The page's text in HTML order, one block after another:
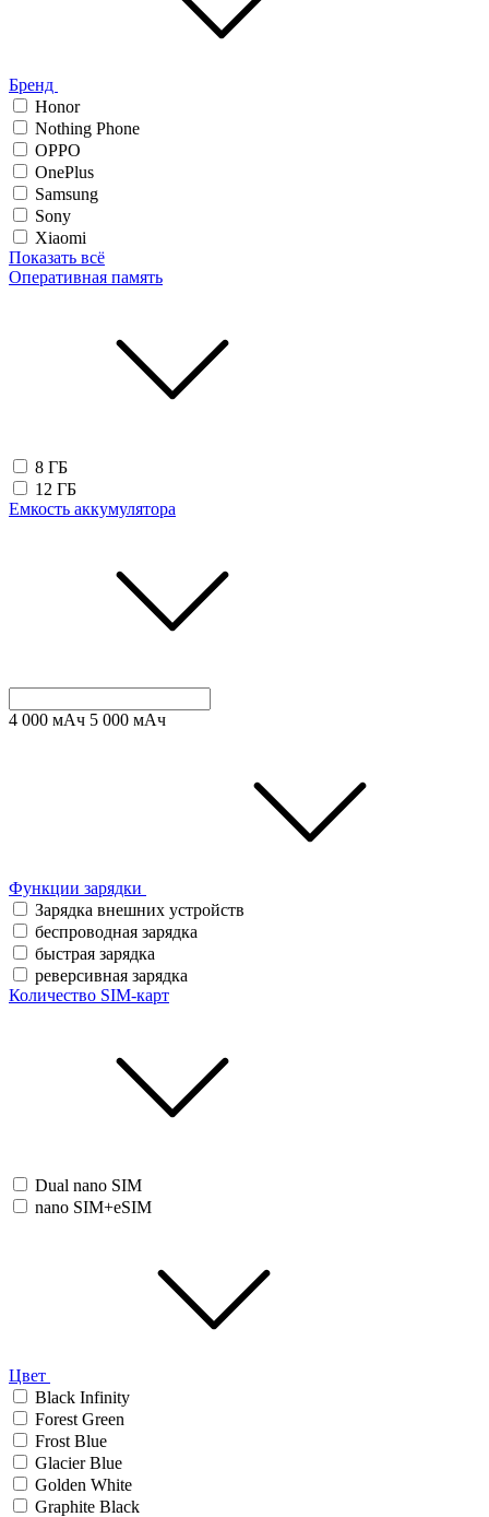
Бренд
Honor
Nothing Phone
OPPO
OnePlus
Samsung
Sony
Xiaomi
Показать всё
Оперативная память
8 ГБ
12 ГБ
Емкость аккумулятора
4 000 мАч 5 000 мАч
Функции зарядки
Зарядка внешних устройств
беспроводная зарядка
быстрая зарядка
реверсивная зарядка
Количество SIM-карт
Dual nano SIM
nano SIM+eSIM
Цвет
Black Infinity
Forest Green
Frost Blue
Glacier Blue
Golden White
Graphite Black